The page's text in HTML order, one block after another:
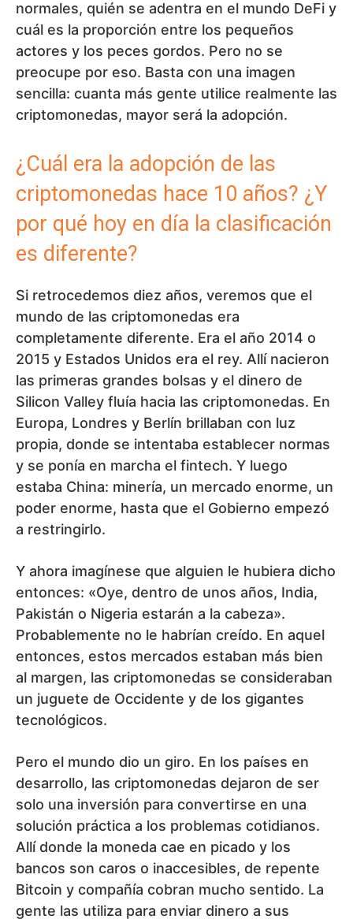
normales, quién se adentra en el mundo DeFi y
cuál es la proporción entre los pequeños
actores y los peces gordos. Pero no se
preocupe por eso. Basta con una imagen
sencilla: cuanta más gente utilice realmente las
criptomonedas, mayor será la adopción.
¿Cuál era la adopción de las
criptomonedas hace 10 años? ¿Y
por qué hoy en día la clasificación
es diferente?
Si retrocedemos diez años, veremos que el
mundo de las criptomonedas era
completamente diferente. Era el año 2014 o
2015 y Estados Unidos era el rey. Allí nacieron
las primeras grandes bolsas y el dinero de
Silicon Valley fluía hacia las criptomonedas. En
Europa, Londres y Berlín brillaban con luz
propia, donde se intentaba establecer normas
y se ponía en marcha el fintech. Y luego
estaba China: minería, un mercado enorme, un
poder enorme, hasta que el Gobierno empezó
a restringirlo.
Y ahora imagínese que alguien le hubiera dicho
entonces: «Oye, dentro de unos años, India,
Pakistán o Nigeria estarán a la cabeza».
Probablemente no le habrían creído. En aquel
entonces, estos mercados estaban más bien
al margen, las criptomonedas se consideraban
un juguete de Occidente y de los gigantes
tecnológicos.
Pero el mundo dio un giro. En los países en
desarrollo, las criptomonedas dejaron de ser
solo una inversión para convertirse en una
solución práctica a los problemas cotidianos.
Allí donde la moneda cae en picado y los
bancos son caros o inaccesibles, de repente
Bitcoin y compañía cobran mucho sentido. La
gente las utiliza para enviar dinero a sus